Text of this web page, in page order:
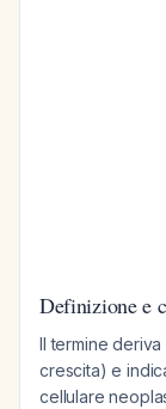
Definizione e
Il termine
crescita) e
cellulare